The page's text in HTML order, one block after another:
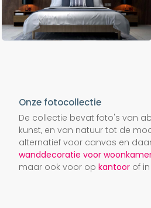
Onze fotocollectie
De collectie bevat foto's van
kunst, en van natuur tot de
alternatief voor canvas en
wanddecoratie voor
maar ook voor op kantoor of